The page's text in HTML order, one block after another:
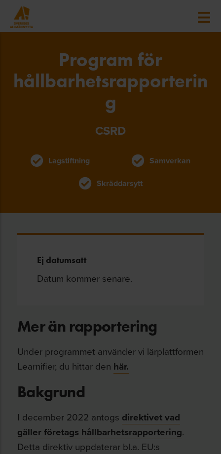
Program för
hållbarhetsrapporterin
g
CSRD
Lagstiftning
Samverkan
Skräddarsytt
Ej datumsatt
Datum kommer senare.
Mer än rapportering
Under programmet använder vi lärplattformen
Learnifier, du hittar den här.
Bakgrund
I december 2022 antogs direktivet vad
gäller företags hållbarhetsrapportering.
Detta direktiv uppdaterar bl.a. EU:s